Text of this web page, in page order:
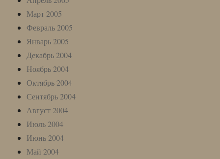
Март 2005
Февраль 2005
Январь 2005
Декабрь 2004
Ноябрь 2004
Октябрь 2004
Сентябрь 2004
Август 2004
Июль 2004
Июнь 2004
Май 2004